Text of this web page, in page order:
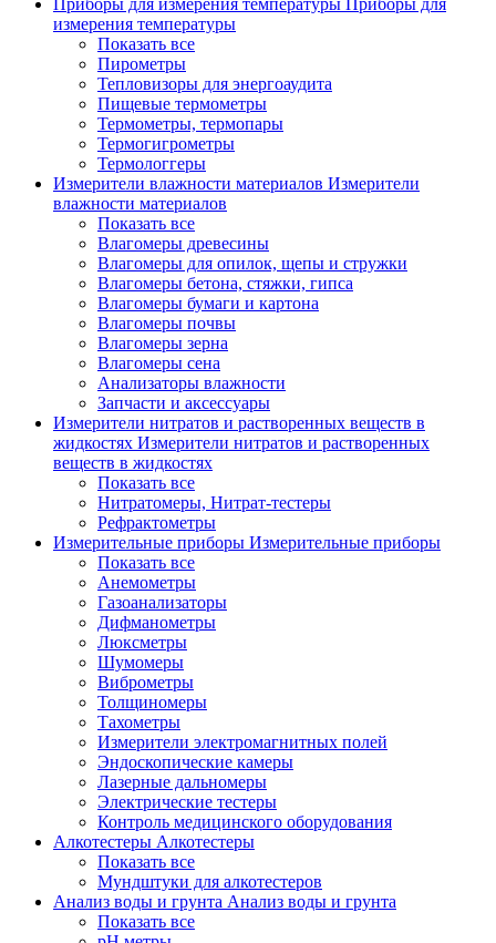
Приборы для измерения температуры Приборы для
измерения температуры
Показать все
Пирометры
Тепловизоры для энергоаудита
Пищевые термометры
Термометры, термопары
Термогигрометры
Термологгеры
Измерители влажности материалов Измерители
влажности материалов
Показать все
Влагомеры древесины
Влагомеры для опилок, щепы и стружки
Влагомеры бетона, стяжки, гипса
Влагомеры бумаги и картона
Влагомеры почвы
Влагомеры зерна
Влагомеры сена
Анализаторы влажности
Запчасти и аксессуары
Измерители нитратов и растворенных веществ в
жидкостях Измерители нитратов и растворенных
веществ в жидкостях
Показать все
Нитратомеры, Нитрат-тестеры
Рефрактометры
Измерительные приборы Измерительные приборы
Показать все
Анемометры
Газоанализаторы
Дифманометры
Люксметры
Шумомеры
Виброметры
Толщиномеры
Тахометры
Измерители электромагнитных полей
Эндоскопические камеры
Лазерные дальномеры
Электрические тестеры
Контроль медицинского оборудования
Алкотестеры Алкотестеры
Показать все
Мундштуки для алкотестеров
Анализ воды и грунта Анализ воды и грунта
Показать все